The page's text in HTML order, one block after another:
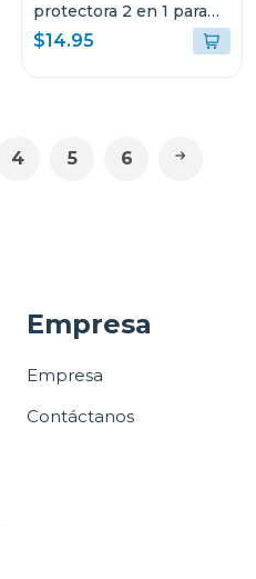
protectora 2 en 1 para
laptop de 14"
$14.95
4 5 6
Empresa
Empresa
Contáctanos